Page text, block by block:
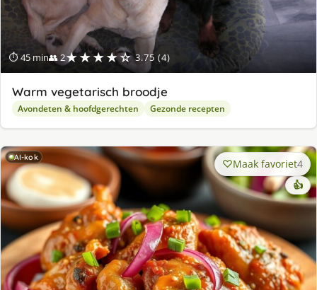
⏱ 45 min👥 2★★★★☆ 3.75 (4)
Warm vegetarisch broodje
Avondeten & hoofdgerechten Gezonde recepten
AI-kok Maak favoriet4
👍